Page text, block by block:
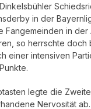
in der
Fangemeinden in der
so herrschte doch
einer intensiven
legte die
Nervosität ab.